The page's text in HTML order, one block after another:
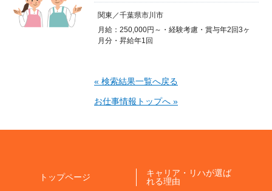
関東／千葉県市川市
月給：250,000円～・経験考慮・賞与年2回3ヶ
月分・昇給年1回
« 検索結果一覧へ戻る
お仕事情報トップへ »
トップページ
キャリア・リハが選ば
れる理由